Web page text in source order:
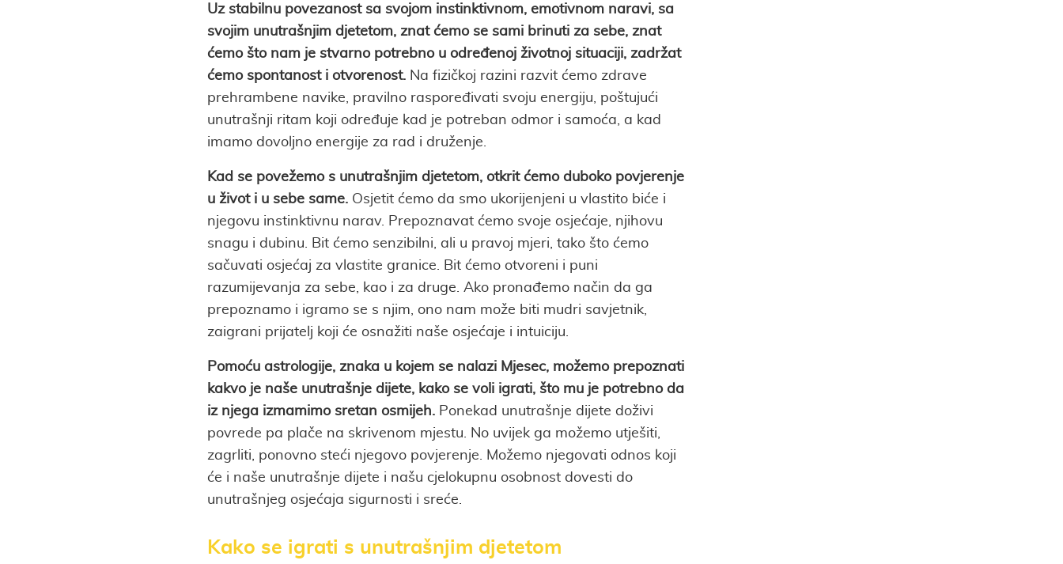
Uz stabilnu povezanost sa svojom instinktivnom, emotivnom naravi, sa
svojim unutrašnjim djetetom, znat ćemo se sami brinuti za sebe, znat
ćemo što nam je stvarno potrebno u određenoj životnoj situaciji, zadržat
ćemo spontanost i otvorenost. Na fizičkoj razini razvit ćemo zdrave
prehrambene navike, pravilno raspoređivati svoju energiju, poštujući
unutrašnji ritam koji određuje kad je potreban odmor i samoća, a kad
imamo dovoljno energije za rad i druženje.
Kad se povežemo s unutrašnjim djetetom, otkrit ćemo duboko povjerenje
u život i u sebe same. Osjetit ćemo da smo ukorijenjeni u vlastito biće i
njegovu instinktivnu narav. Prepoznavat ćemo svoje osjećaje, njihovu
snagu i dubinu. Bit ćemo senzibilni, ali u pravoj mjeri, tako što ćemo
sačuvati osjećaj za vlastite granice. Bit ćemo otvoreni i puni
razumijevanja za sebe, kao i za druge. Ako pronađemo način da ga
prepoznamo i igramo se s njim, ono nam može biti mudri savjetnik,
zaigrani prijatelj koji će osnažiti naše osjećaje i intuiciju.
Pomoću astrologije, znaka u kojem se nalazi Mjesec, možemo prepoznati
kakvo je naše unutrašnje dijete, kako se voli igrati, što mu je potrebno da
iz njega izmamimo sretan osmijeh. Ponekad unutrašnje dijete doživi
povrede pa plače na skrivenom mjestu. No uvijek ga možemo utješiti,
zagrliti, ponovno steći njegovo povjerenje. Možemo njegovati odnos koji
će i naše unutrašnje dijete i našu cjelokupnu osobnost dovesti do
unutrašnjeg osjećaja sigurnosti i sreće.
Kako se igrati s unutrašnjim djetetom